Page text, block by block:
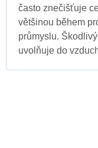
často znečišťuje
většinou během
průmyslu.
uvolňuje do